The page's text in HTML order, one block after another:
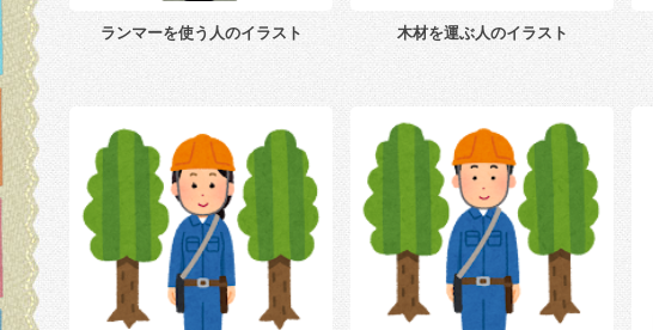
ランマーを使う人のイラスト 木材を運ぶ人のイラスト